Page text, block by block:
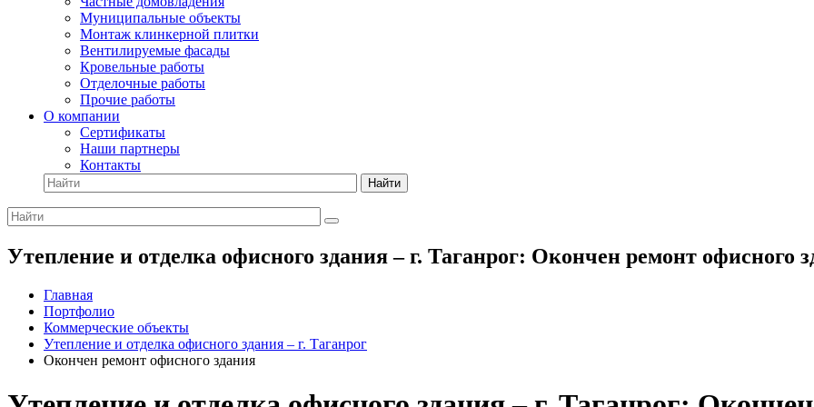
Муниципальные объекты
Монтаж клинкерной плитки
Вентилируемые фасады
Кровельные работы
Отделочные работы
Прочие работы
О компании
Сертификаты
Наши партнеры
Контакты
Найти
Утепление и отделка офисного здания – г. Таганрог: Окончен ремонт офисного
Главная
Портфолио
Коммерческие объекты
Утепление и отделка офисного здания – г. Таганрог
Окончен ремонт офисного здания